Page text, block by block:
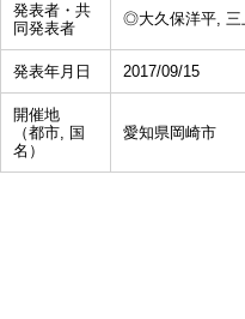
発表者・共
同発表者
◎大久保洋平, 三
発表年月日 2017/09/15
開催地
（都市, 国
名）
愛知県岡崎市